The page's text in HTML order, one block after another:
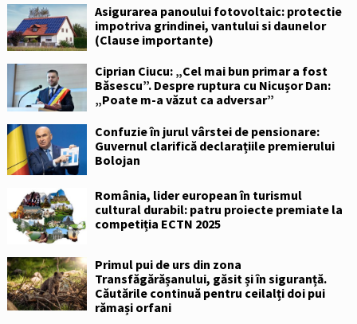
Asigurarea panoului fotovoltaic: protectie
impotriva grindinei, vantului si daunelor
(Clause importante)
Ciprian Ciucu: „Cel mai bun primar a fost
Băsescu”. Despre ruptura cu Nicușor Dan:
„Poate m-a văzut ca adversar”
Confuzie în jurul vârstei de pensionare:
Guvernul clarifică declarațiile premierului
Bolojan
România, lider european în turismul
cultural durabil: patru proiecte premiate la
competiția ECTN 2025
Primul pui de urs din zona
Transfăgărășanului, găsit și în siguranță.
Căutările continuă pentru ceilalți doi pui
rămași orfani